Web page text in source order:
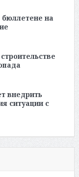
на
внедрить
ситуации с